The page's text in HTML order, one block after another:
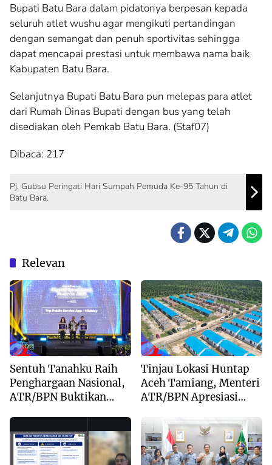
Bupati Batu Bara dalam pidatonya berpesan kepada
seluruh atlet wushu agar mengikuti pertandingan
dengan semangat dan penuh sportivitas sehingga
dapat mencapai prestasi untuk membawa nama baik
Kabupaten Batu Bara.
Selanjutnya Bupati Batu Bara pun melepas para atlet
dari Rumah Dinas Bupati dengan bus yang telah
disediakan oleh Pemkab Batu Bara. (Staf07)
Dibaca: 217
Pj. Gubsu Peringati Hari Sumpah Pemuda Ke-95 Tahun di
Batu Bara.
Relevan
Blog
Sentuh Tanahku Raih
Penghargaan Nasional,
ATR/BPN Buktikan
Blog
Tinjau Lokasi Huntap
Aceh Tamiang, Menteri
ATR/BPN Apresiasi
Buddha Tzu Chi dan
Aguan